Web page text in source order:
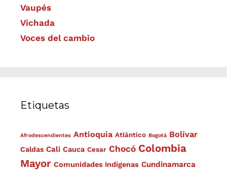
Vaupés
Vichada
Voces del cambio
Etiquetas
Afrodescendientes Antioquia Atlántico Bogotá Bolívar
Caldas Cali Cauca Cesar Chocó Colombia
Mayor Comunidades Indígenas Cundinamarca